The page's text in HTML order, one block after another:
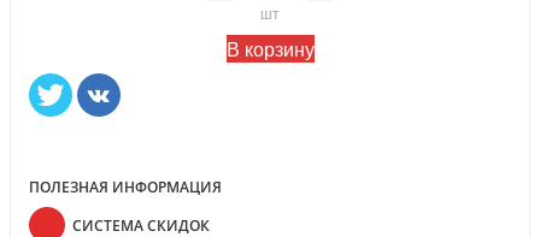
шт
В корзину
ПОЛЕЗНАЯ ИНФОРМАЦИЯ
СИСТЕМА СКИДОК